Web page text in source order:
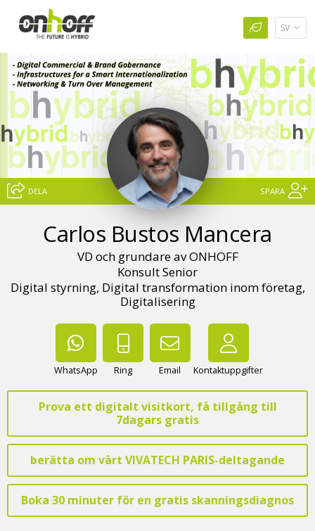
SV
DELA SPARA
Carlos Bustos Mancera
VD och grundare av ONHOFF
Konsult Senior
Digital styrning, Digital transformation inom företag,
Digitalisering
WhatsApp Ring Email Kontaktuppgifter
Prova ett digitalt visitkort, få tillgång till
7dagars gratis
berätta om vårt VIVATECH PARIS-deltagande
Boka 30 minuter för en gratis skanningsdiagnos